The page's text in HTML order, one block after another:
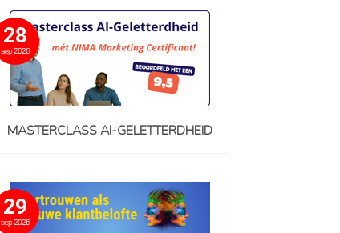
28
sep 2026
MASTERCLASS AI-GELETTERDHEID
29
sep 2026